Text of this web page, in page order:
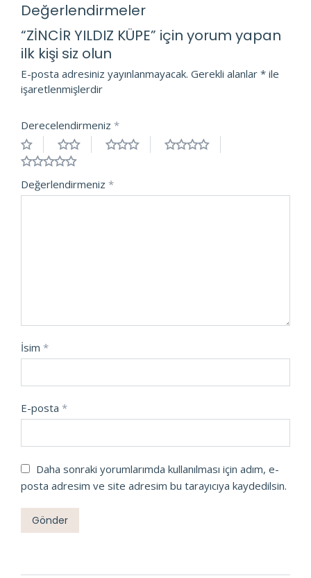
Değerlendirmeler
“ZİNCİR YILDIZ KÜPE” için yorum yapan
ilk kişi siz olun
E-posta adresiniz yayınlanmayacak. Gerekli alanlar * ile
işaretlenmişlerdir
Derecelendirmeniz *
Değerlendirmeniz *
İsim *
E-posta *
Daha sonraki yorumlarımda kullanılması için adım, e-
posta adresim ve site adresim bu tarayıcıya kaydedilsin.